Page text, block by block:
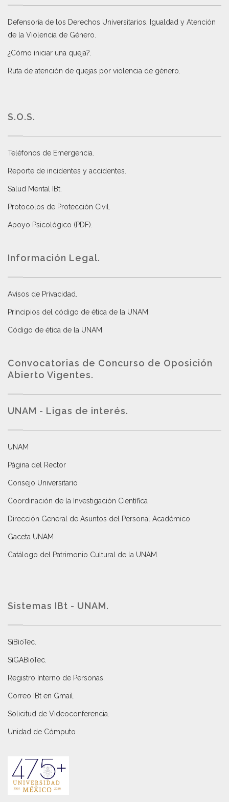
Defensoría de los Derechos Universitarios, Igualdad y Atención
de la Violencia de Género
¿Cómo iniciar una queja?
Ruta de atención de quejas por violencia de género
S.O.S.
Teléfonos de Emergencia.
Reporte de incidentes y accidentes
Salud Mental IBt
Protocolos de Protección Civil
Apoyo Psicológico (PDF)
Información Legal.
Avisos de Privacidad
Principios del código de ética de la UNAM
Código de ética de la UNAM
Convocatorias de Concurso de Oposición
Abierto Vigentes.
UNAM - Ligas de interés.
UNAM
Página del Rector
Consejo Universitario
Coordinación de la Investigación Científica
Dirección General de Asuntos del Personal Académico
Gaceta UNAM
Catálogo del Patrimonio Cultural de la UNAM.
Sistemas IBt - UNAM.
SiBioTec
SiGABioTec.
Registro Interno de Personas
Correo IBt en Gmail
Solicitud de Videoconferencia.
Unidad de Cómputo